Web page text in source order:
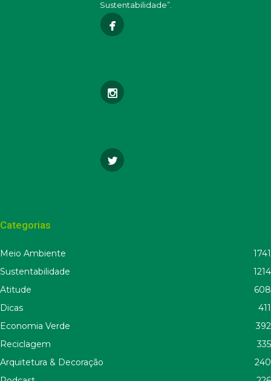
Sustentabilidade”.
Categorias
Meio Ambiente
1741
Sustentabilidade
1214
Atitude
608
Dicas
411
Economia Verde
392
Reciclagem
335
Arquitetura & Decoração
240